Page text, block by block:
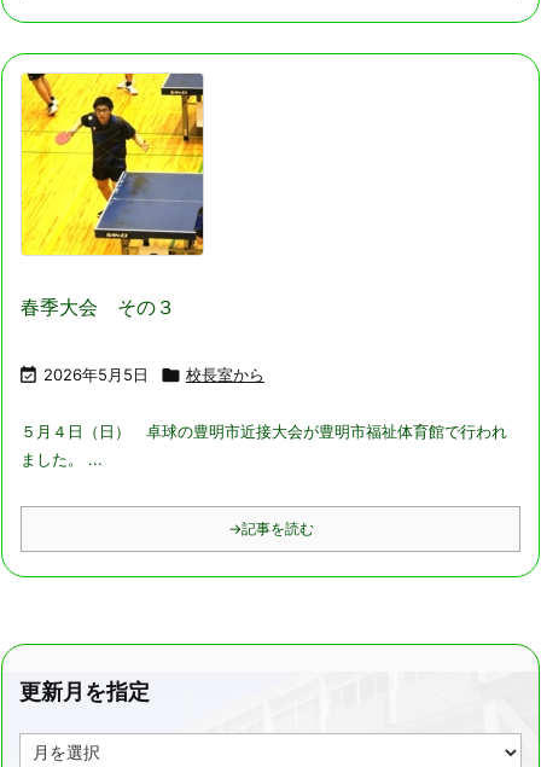
春季大会 その３
 2026年5月5日  校長室から
５月４日（日） 卓球の豊明市近接大会が豊明市福祉体育館で行われ
ました。
...
→記事を読む
更新月を指定